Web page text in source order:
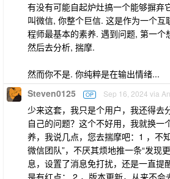
有没有可能自起炉灶搞一个能够摒弃
叫微信, 你整个巨信. 这是作为一个互
程师最基本的素养. 遇到问题, 第一个
然后去分析, 揣摩.
然而你不是. 你纯粹是在输出情绪...
Steven0125 OP Sep 16, 2024 via
少来这套，我只是个用户，我还得去
自己的问题？这个不好用，我就换一
养，我说几点，您去揣摩吧：1 ，不
微信团队”，不厌其烦地推一条“发现
息，设置了消息免打扰，还是一直提
是有红点； 2 ，版本更新，从来不会